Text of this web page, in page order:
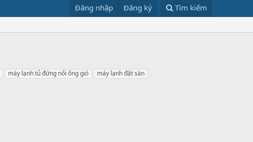
Đăng nhập Đăng ký Tìm kiếm
máy lạnh tủ đứng nối ống gió máy lạnh đặt sàn